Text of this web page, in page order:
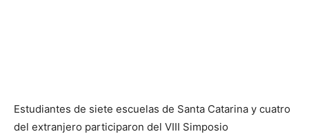
Estudiantes de siete escuelas de Santa Catarina y cuatro
del extranjero participaron del VIII Simposio